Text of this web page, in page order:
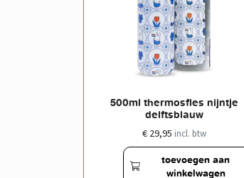
500ml thermosfles nijntje
delftsblauw
€ 29,95 incl. btw
toevoegen aan
winkelwagen